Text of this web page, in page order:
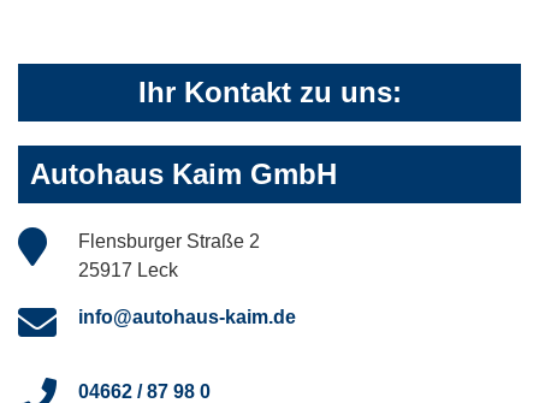
Ihr Kontakt zu uns:
Autohaus Kaim GmbH
Flensburger Straße 2
25917 Leck
info@autohaus-kaim.de
04662 / 87 98 0